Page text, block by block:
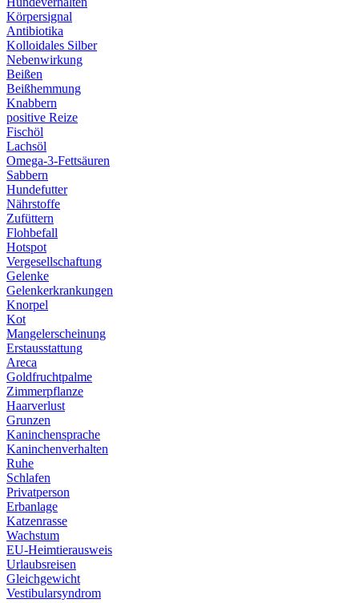
Körpersignal
Antibiotika
Kolloidales Silber
Nebenwirkung
Beißen
Beißhemmung
Knabbern
positive Reize
Fischöl
Lachsöl
Omega-3-Fettsäuren
Sabbern
Hundefutter
Nährstoffe
Zufüttern
Flohbefall
Hotspot
Vergesellschaftung
Gelenke
Gelenkerkrankungen
Knorpel
Kot
Mangelerscheinung
Erstausstattung
Areca
Goldfruchtpalme
Zimmerpflanze
Haarverlust
Grunzen
Kaninchensprache
Kaninchenverhalten
Ruhe
Schlafen
Privatperson
Erbanlage
Katzenrasse
Wachstum
EU-Heimtierausweis
Urlaubsreisen
Gleichgewicht
Vestibularsyndrom